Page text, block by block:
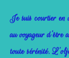
Je suis courtier
au voyageur d’être
toute sérénité.